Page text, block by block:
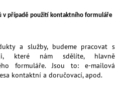
v případě použití kontaktního formuláře
a služby, budeme pracovat s
které nám sdělíte, hlavně
formuláře. Jsou to: e-mailová
kontaktní a doručovací, apod.